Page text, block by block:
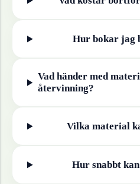
Hur bokar jag
Vad händer med
återvinning?
Vilka material
Hur snabbt